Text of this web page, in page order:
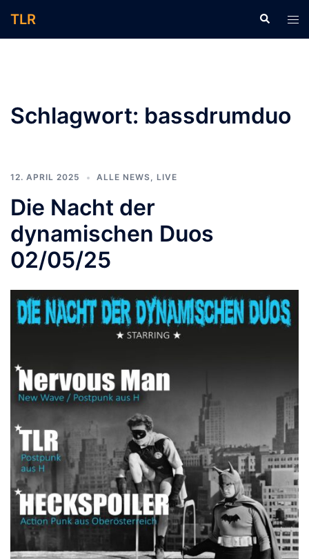
Inhalt
TLR Suche
Schlagwort: bassdrumduo
12. APRIL 2025 ALLE NEWS, LIVE
Die Nacht der
dynamischen Duos
02/05/25